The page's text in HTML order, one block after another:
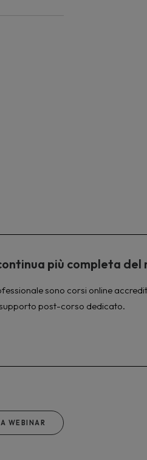
più completa del
sono corsi online
supporto post-corso dedicato.
WEBINAR